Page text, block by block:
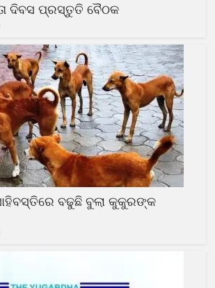
ଦିବସ ପ୍ରସ୍ତୁତି ବୈଠକ
ବଢୁଛି ବୁଲା କୁକୁରଙ୍କ